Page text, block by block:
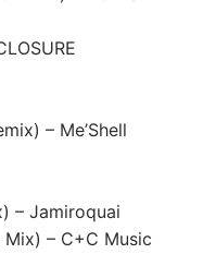
– Me’Shell
– Jamiroquai
Mix) – C+C Music